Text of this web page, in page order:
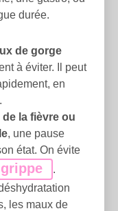
durée.
de gorge
à éviter. Il peut
en
la fièvre ou
, une pause
état. On évite
.
les maux de